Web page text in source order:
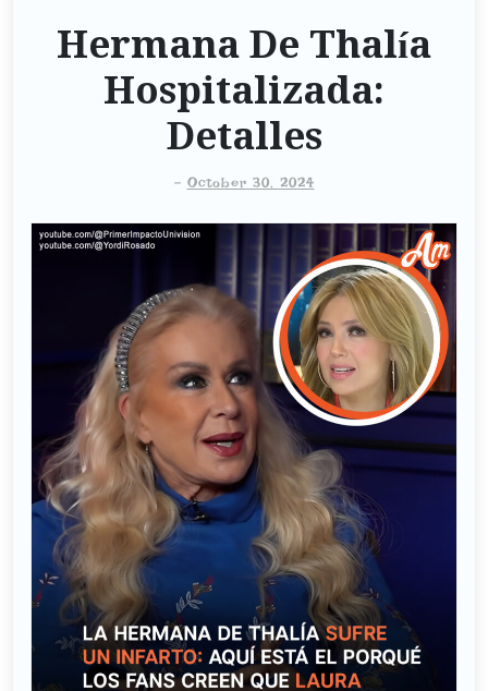
Hermana De Thalía
Hospitalizada:
Detalles
- October 30, 2024